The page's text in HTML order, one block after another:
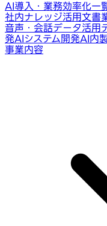
AI導入・業務効率化一
社内ナレッジ活用文書
音声・会話データ活用
発AIシステム開発AI内
事業内容